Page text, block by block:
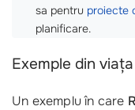
sa pentru proiecte
planificare.
Exemple din
Un exemplu în care